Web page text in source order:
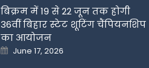
बिक्रम में 19 से 22 जून तक होगी
36वीं बिहार स्टेट शूटिंग चैंपियनशिप
का आयोजन
Posted
on
June 17, 2026